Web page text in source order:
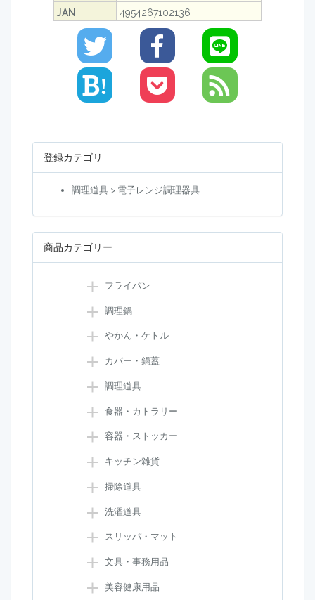
JAN
4954267102136
!
登録カテゴリ
調理道具 > 電子レンジ調理器具
商品カテゴリー
フライパン
調理鍋
やかん・ケトル
カバー・鍋蓋
調理道具
食器・カトラリー
容器・ストッカー
キッチン雑貨
掃除道具
洗濯道具
スリッパ・マット
文具・事務用品
美容健康用品